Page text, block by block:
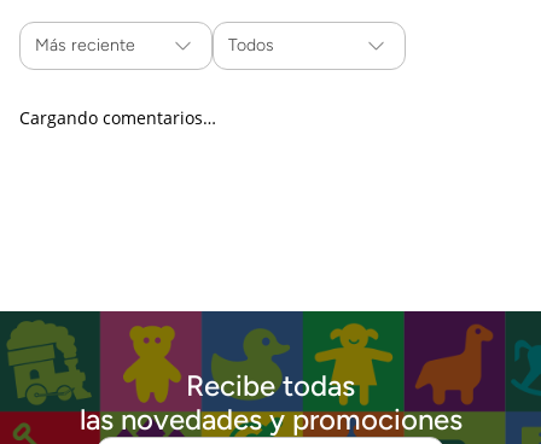
Más reciente Todos
Cargando comentarios…
Recibe todas
las novedades y promociones